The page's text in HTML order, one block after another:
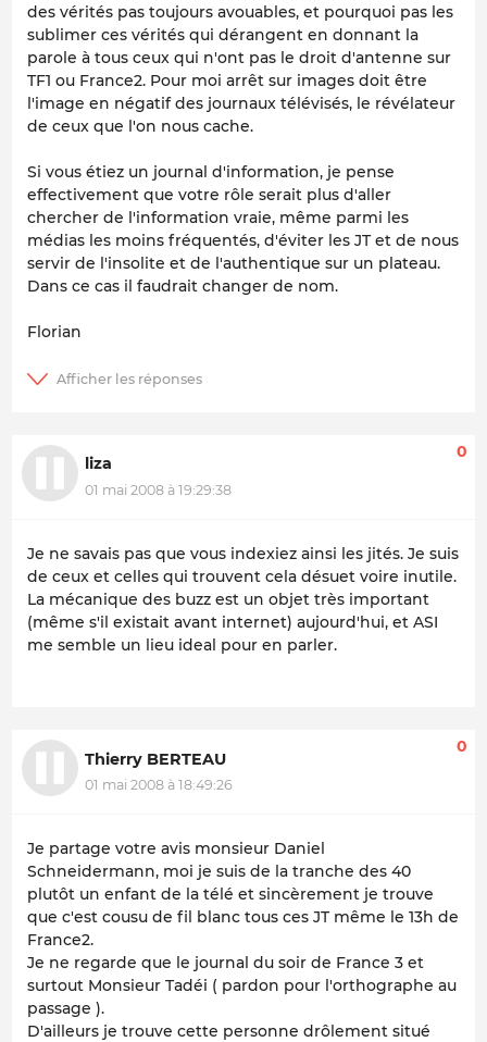
des vérités pas toujours avouables, et pourquoi pas les
sublimer ces vérités qui dérangent en donnant la
parole à tous ceux qui n'ont pas le droit d'antenne sur
TF1 ou France2. Pour moi arrêt sur images doit être
l'image en négatif des journaux télévisés, le révélateur
de ceux que l'on nous cache.
Si vous étiez un journal d'information, je pense
effectivement que votre rôle serait plus d'aller
chercher de l'information vraie, même parmi les
médias les moins fréquentés, d'éviter les JT et de nous
servir de l'insolite et de l'authentique sur un plateau.
Dans ce cas il faudrait changer de nom.
Florian
liza
01 mai 2008 à 19:29:38
0
Je ne savais pas que vous indexiez ainsi les jités. Je suis
de ceux et celles qui trouvent cela désuet voire inutile.
La mécanique des buzz est un objet très important
(même s'il existait avant internet) aujourd'hui, et ASI
me semble un lieu ideal pour en parler.
Thierry BERTEAU
01 mai 2008 à 18:49:26
0
Je partage votre avis monsieur Daniel
Schneidermann, moi je suis de la tranche des 40
plutôt un enfant de la télé et sincèrement je trouve
que c'est cousu de fil blanc tous ces JT même le 13h de
France2.
Je ne regarde que le journal du soir de France 3 et
surtout Monsieur Tadéi ( pardon pour l'orthographe au
passage ).
D'ailleurs je trouve cette personne drôlement situé